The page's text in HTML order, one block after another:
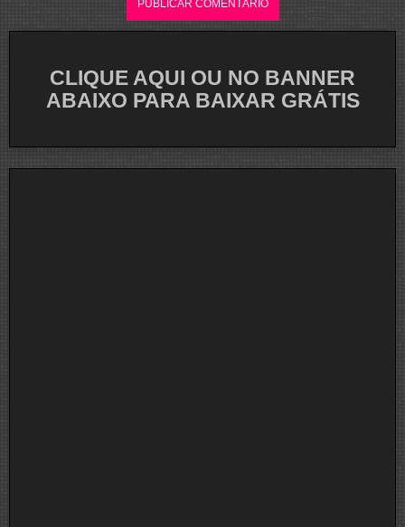
CLIQUE AQUI OU NO BANNER
ABAIXO PARA BAIXAR GRÁTIS